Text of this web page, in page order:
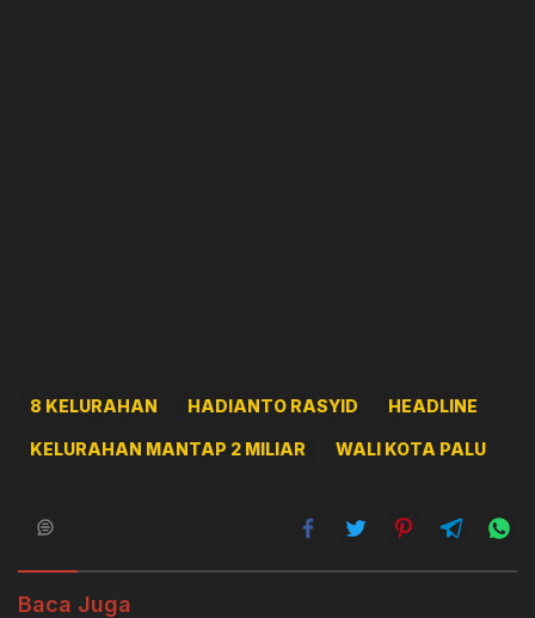
8 KELURAHAN HADIANTO RASYID HEADLINE
KELURAHAN MANTAP 2 MILIAR WALI KOTA PALU
Baca Juga